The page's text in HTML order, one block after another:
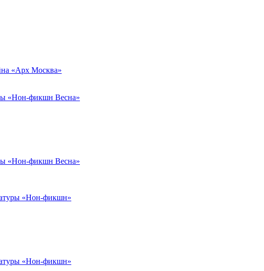
«Арх Москва»
«Нон-фикшн Весна»
«Нон-фикшн Весна»
«Нон-фикшн»
«Нон-фикшн»